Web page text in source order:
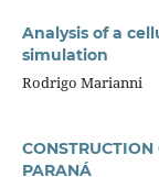
Analysis of a
simulation
Rodrigo Marianni
PARANÁ